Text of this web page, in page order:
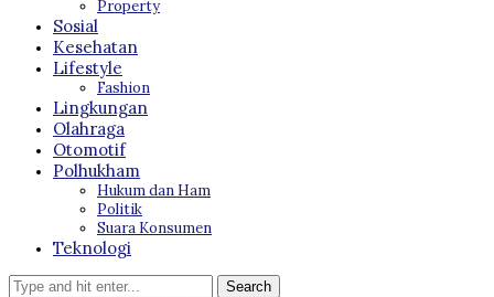
Property
Sosial
Kesehatan
Lifestyle
Fashion
Lingkungan
Olahraga
Otomotif
Polhukham
Hukum dan Ham
Politik
Suara Konsumen
Teknologi